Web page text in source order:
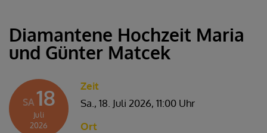
Diamantene Hochzeit Maria
und Günter Matcek
SA 18
Juli
2026
Zeit
Sa., 18. Juli 2026, 11:00 Uhr
Ort